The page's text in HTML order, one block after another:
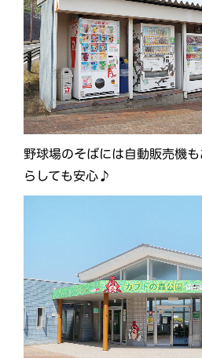
野球場のそばには自動販売機
らしても安心♪